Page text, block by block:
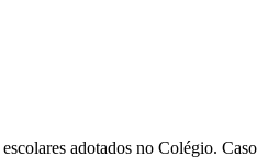
escolares adotados no Colégio.